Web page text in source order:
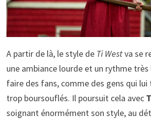
A partir de là, le style de Ti Westva se
une ambiance lourde et un rythme très
faire des fans, comme des gens qui
trop boursouflés. Il poursuit cela avec
soignant énormément son style, au